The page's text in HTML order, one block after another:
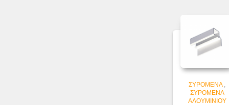
ΣΥΡΌΜΕΝΑ,
ΣΥΡΌΜΕΝΑ
ΑΛΟΥΜΙΝΊΟΥ